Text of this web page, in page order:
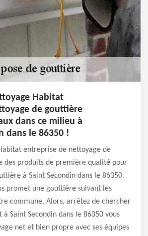
Habitat
de gouttière
dans ce milieu à
dans le 86350 !
entreprise de nettoyage de
des produits de première qualité pour
à Saint Secondin dans le 86350.
promet une gouttière suivant les
commune. Alors, arrêtez de chercher
à Saint Secondin dans le 86350 vous
net et bien propre avec ses équipes